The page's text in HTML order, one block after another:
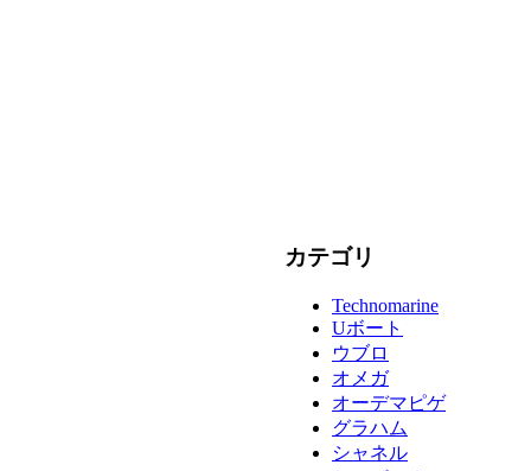
カテゴリ
Technomarine
Uボート
ウブロ
オメガ
オーデマピゲ
グラハム
シャネル